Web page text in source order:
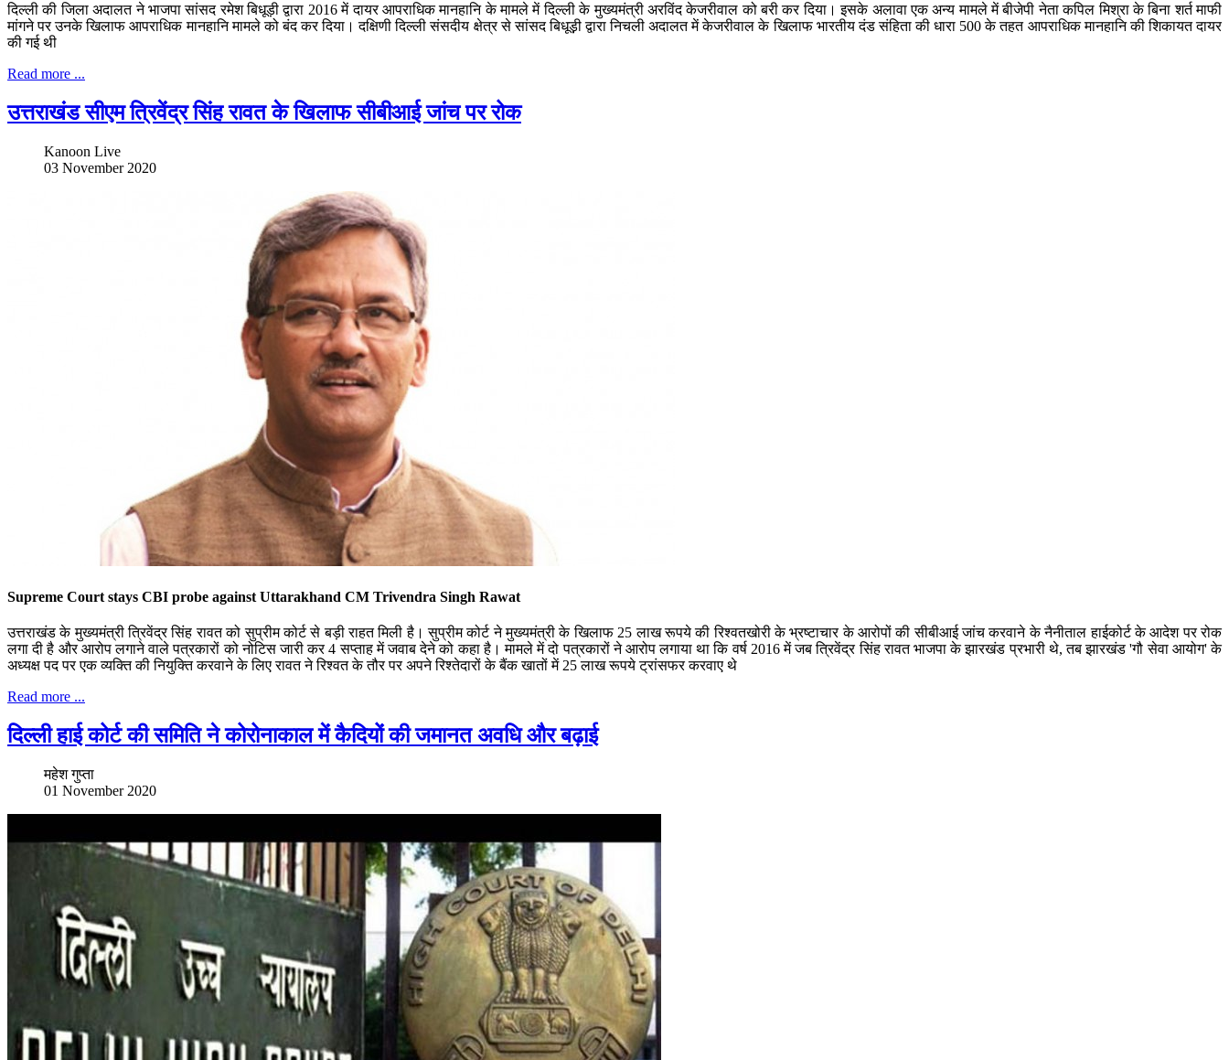
दिल्ली की जिला अदालत ने भाजपा सांसद रमेश बिधूड़ी द्वारा 2016 में दायर आपराधिक मानहानि के मामले में दिल्ली के मुख्यमंत्री अरविंद केजरीवाल को बरी कर दिया। इसके अलावा एक अन्य मामले में बीजेपी नेता कपिल मिश्रा के बिना शर्त माफी
मांगने पर उनके खिलाफ आपराधिक मानहानि मामले को बंद कर दिया। दक्षिणी दिल्ली संसदीय क्षेत्र से सांसद बिधूड़़ी द्वारा निचली अदालत में केजरीवाल के खिलाफ भारतीय दंड संहिता की धारा 500 के तहत आपराधिक मानहानि की शिकायत दायर
की गई थी
Read more ...
उत्तराखंड सीएम त्रिवेंद्र सिंह रावत के खिलाफ सीबीआई जांच पर रोक
Kanoon Live
03 November 2020
Supreme Court stays CBI probe against Uttarakhand CM Trivendra Singh Rawat
उत्तराखंड के मुख्यमंत्री त्रिवेंद्र सिंह रावत को सुप्रीम कोर्ट से बड़ी राहत मिली है। सुप्रीम कोर्ट ने मुख्यमंत्री के खिलाफ 25 लाख रूपये की रिश्वतखोरी के भ्रष्टाचार के आरोपों की सीबीआई जांच करवाने के नैनीताल हाईकोर्ट के आदेश पर रोक
लगा दी है और आरोप लगाने वाले पत्रकारों को नोटिस जारी कर 4 सप्ताह में जवाब देने को कहा है। मामले में दो पत्रकारों ने आरोप लगाया था कि वर्ष 2016 में जब त्रिवेंद्र सिंह रावत भाजपा के झारखंड प्रभारी थे, तब झारखंड 'गौ सेवा आयोग' के
अध्यक्ष पद पर एक व्यक्ति की नियुक्ति करवाने के लिए रावत ने रिश्वत के तौर पर अपने रिश्तेदारों के बैंक खातों में 25 लाख रूपये ट्रांसफर करवाए थे
Read more ...
दिल्ली हाई कोर्ट की समिति ने कोरोनाकाल में कैदियों की जमानत अवधि और बढ़ाई
महेश गुप्ता
01 November 2020